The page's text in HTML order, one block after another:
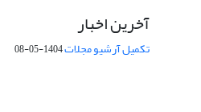
آخرین اخبار
تکمیل آرشیو مجلات1404-05-08